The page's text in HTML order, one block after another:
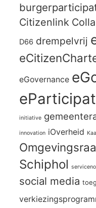
Citizenlink
D66 drempelvrij
eGovernance
initiative
innovation iOverheid
Schiphol
social media